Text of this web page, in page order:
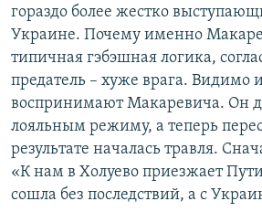
гораздо более жестко
Украине. Почему именно
типичная гэбэшная логика,
предатель – хуже врага. Видимо
воспринимают Макаревича. Он
лояльным режиму, а теперь
результате началась травля.
«К нам в Холуево приезжает
сошла без последствий, а с